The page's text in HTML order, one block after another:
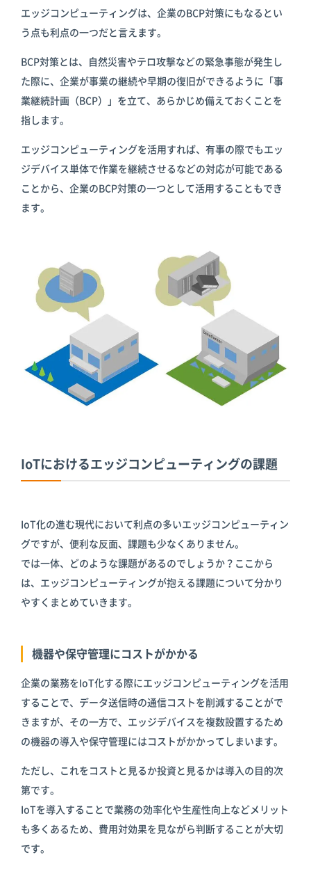
エッジコンピューティングは、企業のBCP対策にもなるとい
う点も利点の一つだと言えます。
BCP対策とは、自然災害やテロ攻撃などの緊急事態が発生し
た際に、企業が事業の継続や早期の復旧ができるように「事
業継続計画（BCP）」を立て、あらかじめ備えておくことを
指します。
エッジコンピューティングを活用すれば、有事の際でもエッ
ジデバイス単体で作業を継続させるなどの対応が可能である
ことから、企業のBCP対策の一つとして活用することもでき
ます。
IoTにおけるエッジコンピューティングの課題
IoT化の進む現代において利点の多いエッジコンピューティン
グですが、便利な反面、課題も少なくありません。
では一体、どのような課題があるのでしょうか？ここから
は、エッジコンピューティングが抱える課題について分かり
やすくまとめていきます。
機器や保守管理にコストがかかる
企業の業務をIoT化する際にエッジコンピューティングを活用
することで、データ送信時の通信コストを削減することがで
きますが、その一方で、エッジデバイスを複数設置するため
の機器の導入や保守管理にはコストがかかってしまいます。
ただし、これをコストと見るか投資と見るかは導入の目的次
第です。
IoTを導入することで業務の効率化や生産性向上などメリット
も多くあるため、費用対効果を見ながら判断することが大切
です。